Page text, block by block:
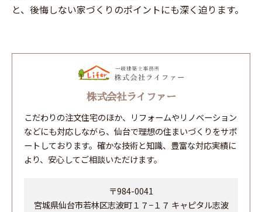
と、後悔しない家づくりのポイントにも深く迫ります。
株式会社ライファー
こだわりの注文住宅のほか、リフォームやリノベーション
などにも対応しながら、仙台で理想の住まいづくりをサポ
ートしております。確かな技術と知識、豊富な対応実績に
より、安心してご相談いただけます。
〒984-0041
宮城県仙台市若林区志波町１７−１７ キャピタル志波